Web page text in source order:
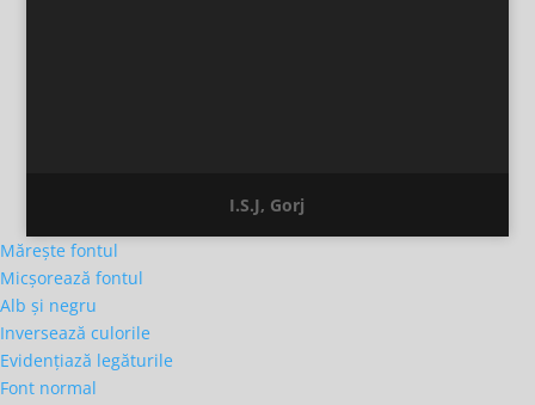
I.S.J, Gorj
Mărește fontul
Micșorează fontul
Alb și negru
Inversează culorile
Evidențiază legăturile
Font normal